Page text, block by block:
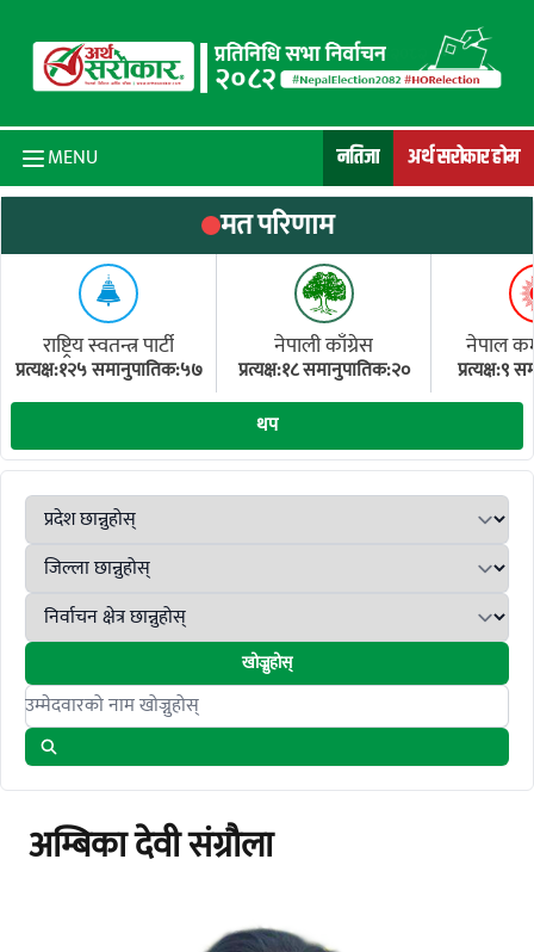
MENU नतिजा अर्थ सरोकार होम
मत परिणाम
राष्ट्रिय स्वतन्त्र पार्टी
प्रत्यक्ष:१२५ समानुपातिक:५७
नेपाली काँग्रेस
प्रत्यक्ष:१८ समानुपातिक:२०
नेपाल
प्रत्यक्ष:९
थप
खोज्नुहोस्
Search candidates
अम्बिका देवी संग्रौला